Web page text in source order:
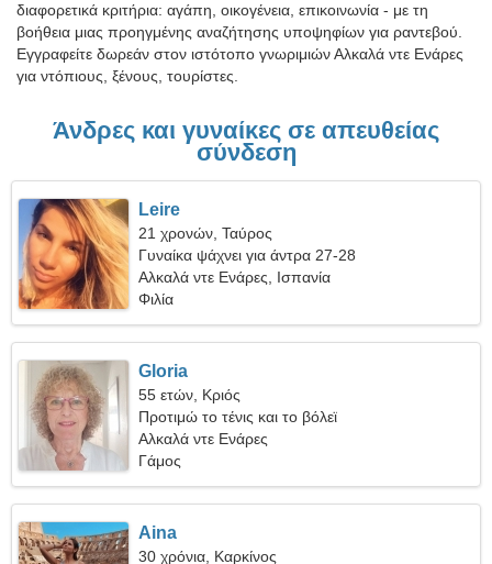
διαφορετικά κριτήρια: αγάπη, οικογένεια, επικοινωνία - με τη
βοήθεια μιας προηγμένης αναζήτησης υποψηφίων για ραντεβού.
Εγγραφείτε δωρεάν στον ιστότοπο γνωριμιών Αλκαλά ντε Ενάρες
για ντόπιους, ξένους, τουρίστες.
Άνδρες και γυναίκες σε απευθείας
σύνδεση
Leire
21 χρονών, Ταύρος
Γυναίκα ψάχνει για άντρα 27-28
Αλκαλά ντε Ενάρες, Ισπανία
Φιλία
Gloria
55 ετών, Κριός
Προτιμώ το τένις και το βόλεϊ
Αλκαλά ντε Ενάρες
Γάμος
Aina
30 χρόνια, Καρκίνος